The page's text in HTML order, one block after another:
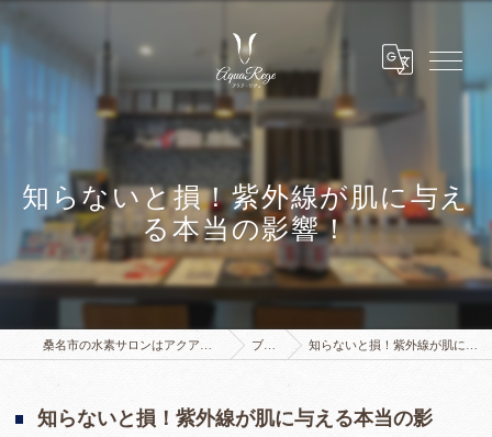
知らないと損！紫外線が肌に与え
る本当の影響！
ブログ 知らないと損！紫外線が肌に与える本当の影響！
知らないと損！紫外線が肌に与える本当の影